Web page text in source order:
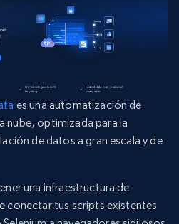
es una automatización de
nube, optimizada para la
de datos a gran escala y de
una infraestructura de
conectar tus scripts existentes